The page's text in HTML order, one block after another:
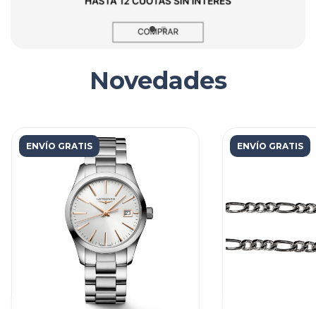
Novedades
ENVÍO GRATIS ENVÍO GRATIS